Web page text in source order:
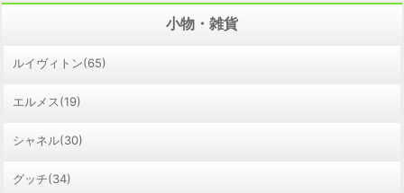
小物・雑貨
ルイヴィトン(65)
エルメス(19)
シャネル(30)
グッチ(34)